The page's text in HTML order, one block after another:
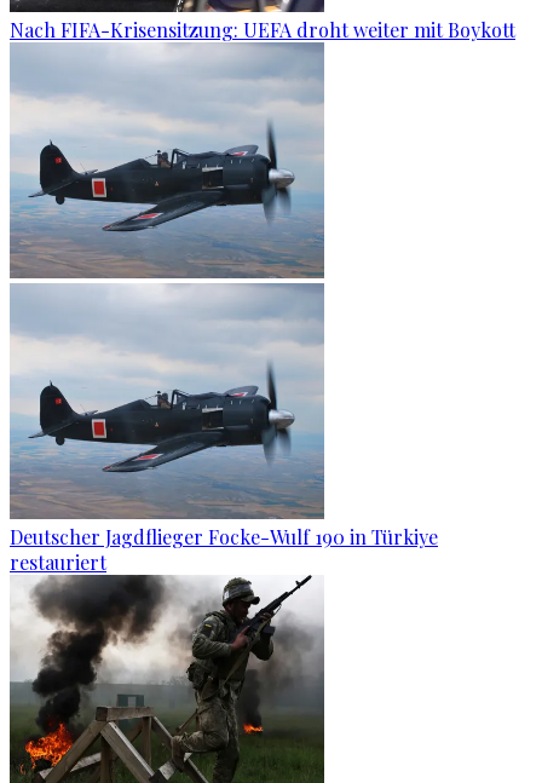
Nach FIFA-Krisensitzung: UEFA droht weiter mit Boykott
Deutscher Jagdflieger Focke-Wulf 190 in Türkiye
restauriert